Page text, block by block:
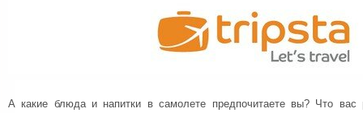
А какие блюда и напитки в самолете предпочитаете вы? Что вас